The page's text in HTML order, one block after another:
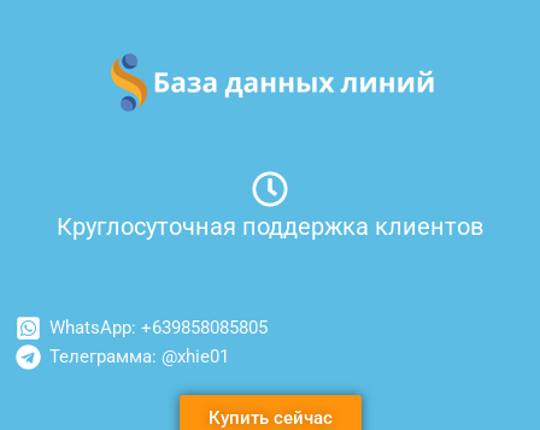
содержимому
Круглосуточная поддержка клиентов
WhatsApp: +639858085805
Телеграмма: @xhie01
Купить сейчас